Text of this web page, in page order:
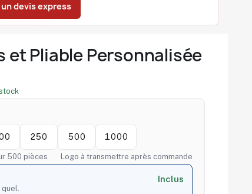
devis express
et Pliable Personnalisée
250 500 1000
500 pièces Logo à transmettre après commande
Inclus